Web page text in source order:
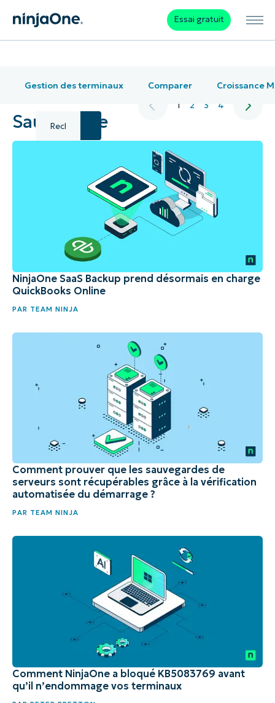
Essai gratuit
Gestion des terminaux Comparer Croissance
Sauvegarde
NinjaOne SaaS Backup prend désormais en charge
QuickBooks Online
PAR TEAM NINJA
Comment prouver que les sauvegardes de
serveurs sont récupérables grâce à la vérification
automatisée du démarrage ?
PAR TEAM NINJA
Comment NinjaOne a bloqué KB5083769 avant
qu’il n’endommage vos terminaux
1 2 3 4